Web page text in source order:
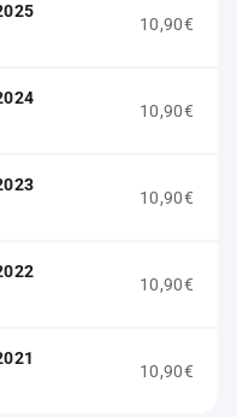
10,90€
10,90€
10,90€
10,90€
10,90€